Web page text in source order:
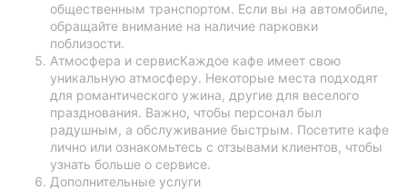
общественным транспортом. Если вы на автомобиле,
обращайте внимание на наличие парковки
поблизости.
Атмосфера и сервисКаждое кафе имеет свою
уникальную атмосферу. Некоторые места подходят
для романтического ужина, другие для веселого
празднования. Важно, чтобы персонал был
радушным, а обслуживание быстрым. Посетите кафе
лично или ознакомьтесь с отзывами клиентов, чтобы
узнать больше о сервисе.
Дополнительные услуги